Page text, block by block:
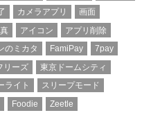
カメラアプリ
画面
アイコン
アプリ削除
のミカタ FamiPay
7pay
リーズ
東京ドームシティ
ライト
スリープモード
Foodie Zeetle